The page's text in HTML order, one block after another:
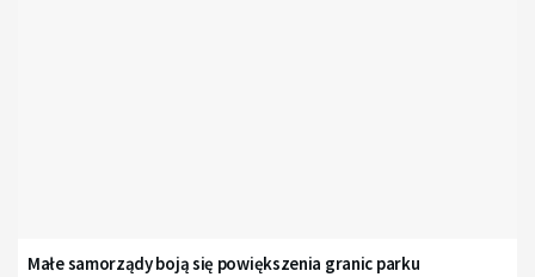
Małe samorządy boją się powiększenia granic parku